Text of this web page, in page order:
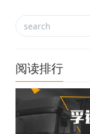
阅读排行